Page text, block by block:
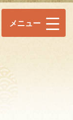
メニュー